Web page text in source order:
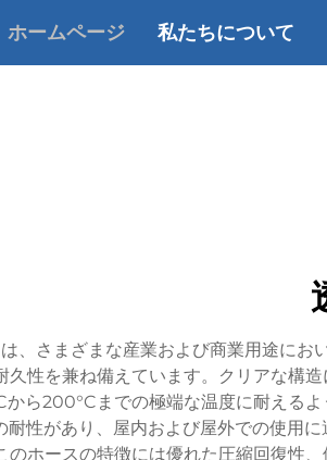
ホームページ 私たちについて
、さまざまな産業および商業用途に
久性を兼ね備えています。クリアな構
ら200°Cまでの極端な温度に耐える
耐性があり、屋内および屋外での使用
のホースの特徴には優れた圧縮回復性